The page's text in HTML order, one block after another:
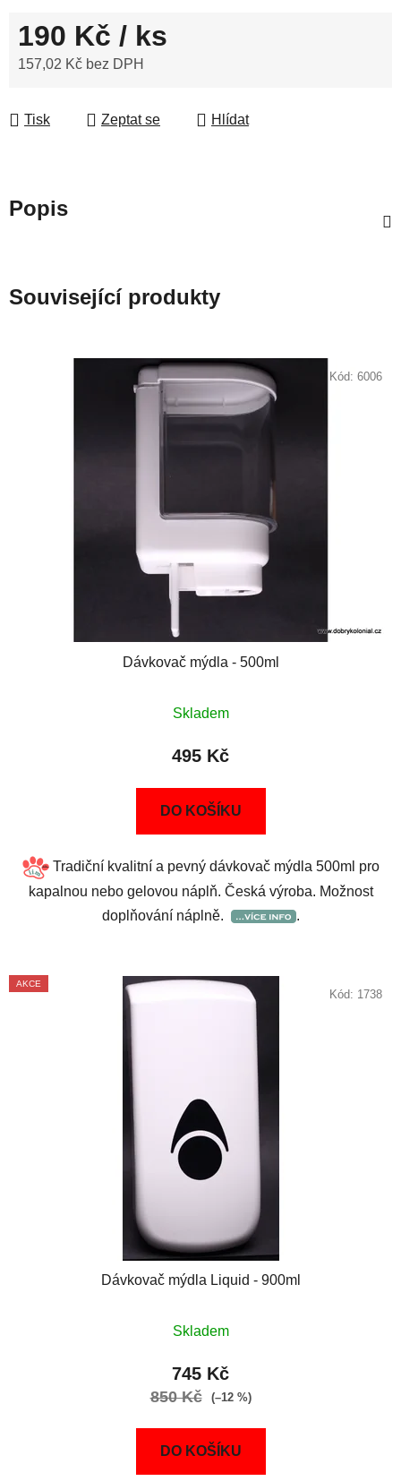
190 Kč / ks
157,02 Kč bez DPH
Tisk
Zeptat se Hlídat
Popis
Související produkty
Dávkovač mýdla - 500ml
Skladem
495 Kč
DO KOŠÍKU
Tradiční kvalitní a pevný dávkovač mýdla 500ml pro
kapalnou nebo gelovou náplň. Česká výroba. Možnost
doplňování náplně.
.
Kód: 6006
AKCE
Dávkovač mýdla Liquid - 900ml
Skladem
745 Kč
850 Kč (–12 %)
DO KOŠÍKU
Kód: 1738